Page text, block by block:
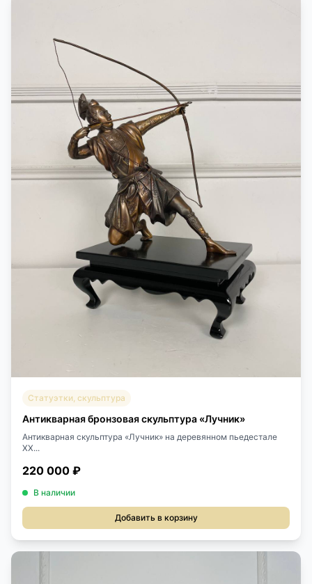
Статуэтки, скульптура
Антикварная бронзовая скульптура «Лучник»
Антикварная скульптура «Лучник» на деревянном пьедестале
XX...
220 000 ₽
В наличии
Добавить в корзину